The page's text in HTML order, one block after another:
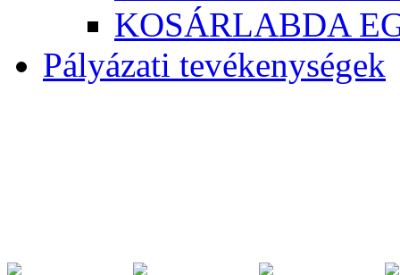
KOSÁRLABDA
Pályázati tevékenységek